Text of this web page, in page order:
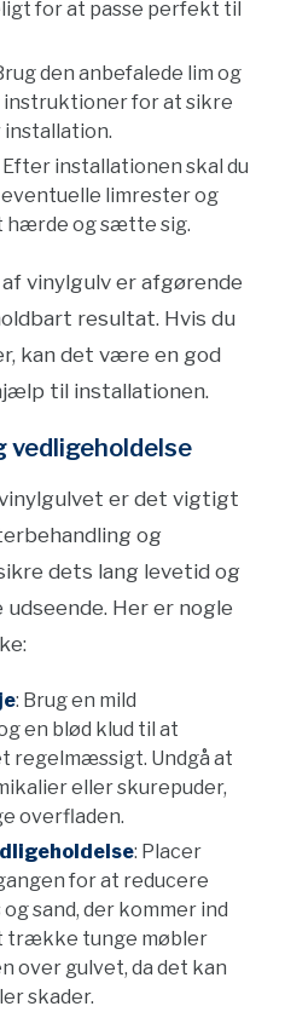
for at passe perfekt til
den anbefalede lim og
for at sikre
installation.
Efter installationen skal du
limrester og
hærde og sætte sig.
vinylgulv er afgørende
resultat. Hvis du
kan det være en god
til installationen.
vedligeholdelse
er det vigtigt
og
dets lang levetid og
Her er nogle
: Brug en mild
en blød klud til at
regelmæssigt. Undgå at
eller skurepuder,
overfladen.
: Placer
for at reducere
sand, der kommer ind
trække tunge møbler
over gulvet, da det kan
skader.